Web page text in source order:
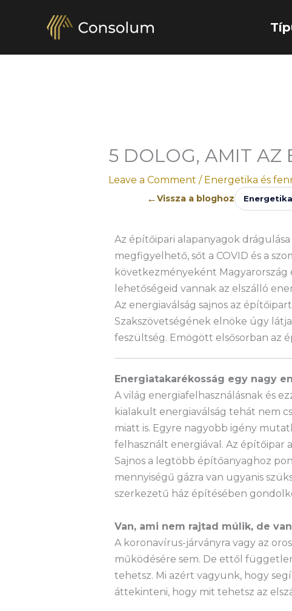
5 DOLOG, AMIT AZ
Leave a Comment / Energetika és
←Vissza a bloghoz
Az építőipari alapanyagok
megfigyelhető, sőt a COVID és a
következményeként Magyarország
lehetőségeid vannak az elszálló
Az energiaválság sajnos az
Szakszövetségének elnöke úgy
feszültség. Emögött elsősorban az
Energiatakarékosság egy nagy
A világ energiafelhasználásnak és
kialakult energiaválság tehát nem
miatt is. Egyre nagyobb igény
felhasznált energiával. Az építőipar
Sajnos a legtöbb építőanyaghoz
mennyiségű gázra van ugyanis
szerkezetű ház építésében
Van, ami nem rajtad múlik, de
A koronavírus-járványra vagy az
működésére sem. De ettől
tehetsz. Mi azért vagyunk, hogy
áttekinteni, hogy mit tehetsz az